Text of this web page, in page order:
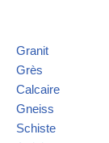
Granit
Grès
Calcaire
Gneiss
Schiste